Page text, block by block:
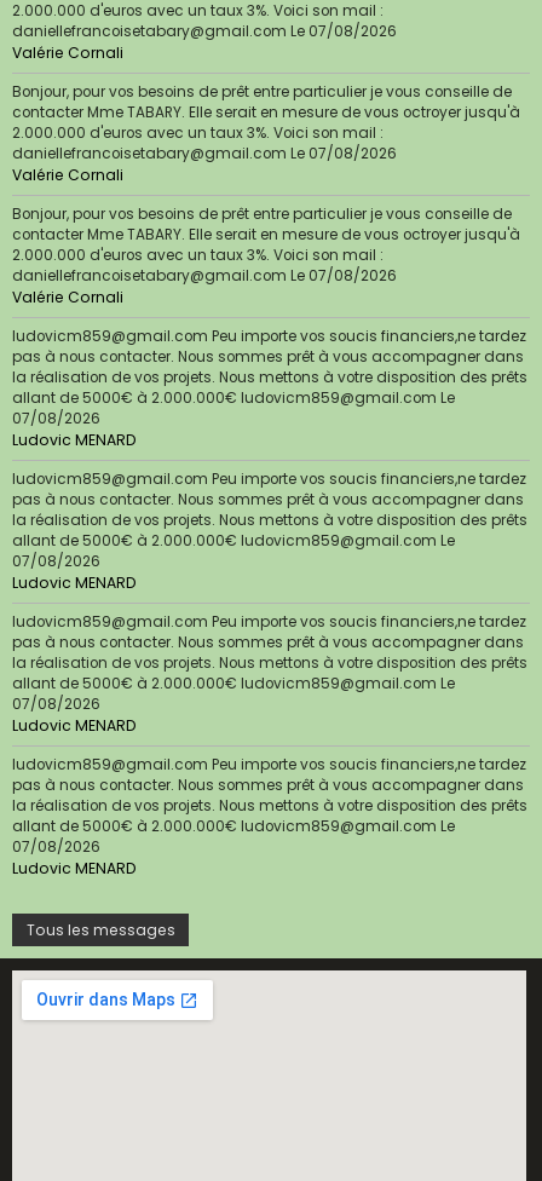
2.000.000 d'euros avec un taux 3%. Voici son mail :
daniellefrancoisetabary@gmail.com Le 07/08/2026
Valérie Cornali
Bonjour, pour vos besoins de prêt entre particulier je vous conseille de
contacter Mme TABARY. Elle serait en mesure de vous octroyer jusqu'à
2.000.000 d'euros avec un taux 3%. Voici son mail :
daniellefrancoisetabary@gmail.com Le 07/08/2026
Valérie Cornali
Bonjour, pour vos besoins de prêt entre particulier je vous conseille de
contacter Mme TABARY. Elle serait en mesure de vous octroyer jusqu'à
2.000.000 d'euros avec un taux 3%. Voici son mail :
daniellefrancoisetabary@gmail.com Le 07/08/2026
Valérie Cornali
ludovicm859@gmail.com Peu importe vos soucis financiers,ne tardez
pas à nous contacter. Nous sommes prêt à vous accompagner dans
la réalisation de vos projets. Nous mettons à votre disposition des prêts
allant de 5000€ à 2.000.000€ ludovicm859@gmail.com Le
07/08/2026
Ludovic MENARD
ludovicm859@gmail.com Peu importe vos soucis financiers,ne tardez
pas à nous contacter. Nous sommes prêt à vous accompagner dans
la réalisation de vos projets. Nous mettons à votre disposition des prêts
allant de 5000€ à 2.000.000€ ludovicm859@gmail.com Le
07/08/2026
Ludovic MENARD
ludovicm859@gmail.com Peu importe vos soucis financiers,ne tardez
pas à nous contacter. Nous sommes prêt à vous accompagner dans
la réalisation de vos projets. Nous mettons à votre disposition des prêts
allant de 5000€ à 2.000.000€ ludovicm859@gmail.com Le
07/08/2026
Ludovic MENARD
ludovicm859@gmail.com Peu importe vos soucis financiers,ne tardez
pas à nous contacter. Nous sommes prêt à vous accompagner dans
la réalisation de vos projets. Nous mettons à votre disposition des prêts
allant de 5000€ à 2.000.000€ ludovicm859@gmail.com Le
07/08/2026
Ludovic MENARD
Tous les messages